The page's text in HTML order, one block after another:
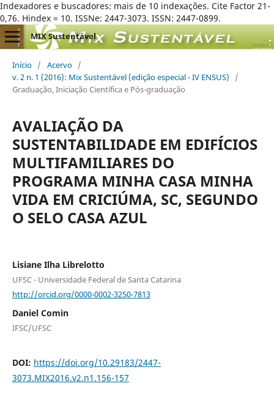
Indexadores e buscadores: mais de 10 indexações. Cite Factor 21-
0,76. Hindex = 10. ISSNe: 2447-3073. ISSN: 2447-0899.
MIX Sustentável
Início / Acervo /
v. 2 n. 1 (2016): Mix Sustentável (edição especial - IV ENSUS)
/
Graduação, Iniciação Científica e Pós-graduação
AVALIAÇÃO DA
SUSTENTABILIDADE EM EDIFÍCIOS
MULTIFAMILIARES DO
PROGRAMA MINHA CASA MINHA
VIDA EM CRICIÚMA, SC, SEGUNDO
O SELO CASA AZUL
Lisiane Ilha Librelotto
UFSC - Universidade Federal de Santa Catarina
http://orcid.org/0000-0002-3250-7813
Daniel Comin
IFSC/UFSC
DOI: https://doi.org/10.29183/2447-
3073.MIX2016.v2.n1.156-157